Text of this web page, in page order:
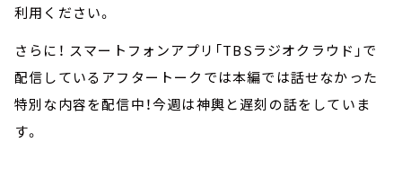
利用ください。
さらに！ スマートフォンアプリ「TBSラジオクラウド」で
配信しているアフタートークでは本編では話せなかった
特別な内容を配信中！今週は神輿と遅刻の話をしていま
す。